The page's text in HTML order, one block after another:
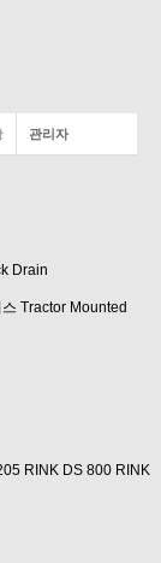
관리자
Drain
Tractor Mounted
RINK DS 800 RINK